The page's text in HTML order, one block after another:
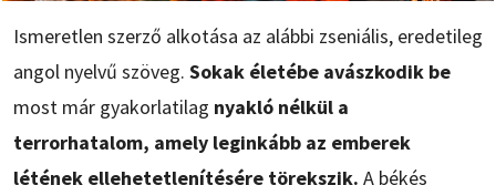
Ismeretlen szerző alkotása az alábbi zseniális, eredetileg
angol nyelvű szöveg. Sokak életébe avászkodik be
most már gyakorlatilag nyakló nélkül a
terrorhatalom, amely leginkább az emberek
létének ellehetetlenítésére törekszik. A békés